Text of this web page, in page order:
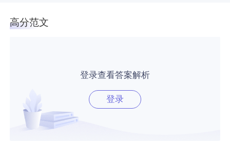
高分范文
登录查看答案解析
登录